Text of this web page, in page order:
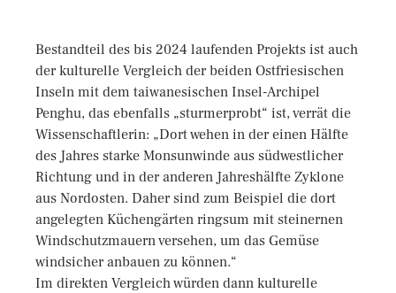
Bestandteil des bis 2024 laufenden Projekts ist auch
der kulturelle Vergleich der beiden Ostfriesischen
Inseln mit dem taiwanesischen Insel-Archipel
Penghu, das ebenfalls „sturmerprobt“ ist, verrät die
Wissenschaftlerin: „Dort wehen in der einen Hälfte
des Jahres starke Monsunwinde aus südwestlicher
Richtung und in der anderen Jahreshälfte Zyklone
aus Nordosten. Daher sind zum Beispiel die dort
angelegten Küchengärten ringsum mit steinernen
Windschutzmauern versehen, um das Gemüse
windsicher anbauen zu können.“
Im direkten Vergleich würden dann kulturelle